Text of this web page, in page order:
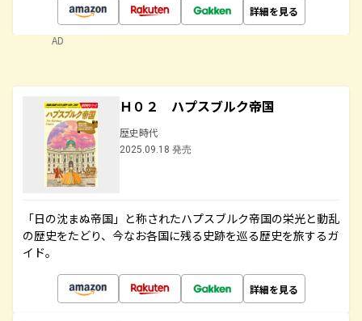
詳細を見る
AD
Ｈ０２ ハプスブルク帝国
歴史時代
2025.09.18 発売
「日の沈まぬ帝国」と称されたハプスブルク帝国の栄光と動乱
の歴史をたどり、今なお各国に残る史跡を巡る歴史を旅するガ
イド。
詳細を見る